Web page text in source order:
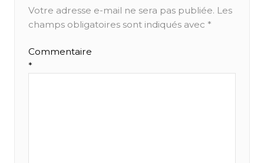
Votre adresse e-mail ne sera pas publiée. Les
champs obligatoires sont indiqués avec *
Commentaire
*